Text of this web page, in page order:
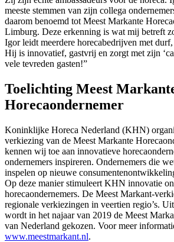
meeste stemmen van zijn collega
daarom benoemd tot Meest Markante
Limburg. Deze erkenning is wat mij betreft
Igor leidt meerdere horecabedrijven met
Hij is innovatief, gastvrij en zorgt met zijn
vele tevreden gasten!”
Toelichting Meest
Horecaondernemer
Koninklijke Horeca Nederland (KHN)
verkiezing van de Meest Markante
kennen wij toe aan innovatieve
ondernemers inspireren. Ondernemers die
inspelen op nieuwe
Op deze manier stimuleert KHN innovatie
horecaondernemers. De Meest Markant-
regionale verkiezingen in veertien regio’s.
wordt in het najaar van 2019 de Meest
van Nederland gekozen. Voor meer
www.meestmarkant.nl.